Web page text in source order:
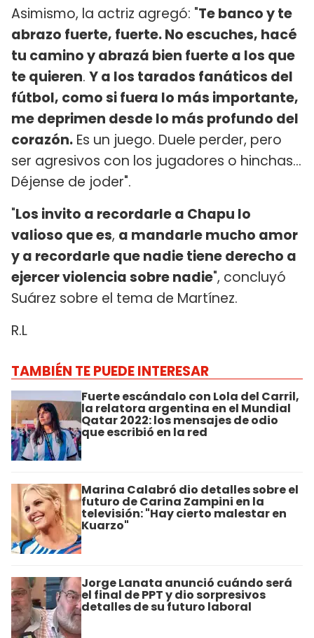
Asimismo, la actriz agregó: "Te banco y te
abrazo fuerte, fuerte. No escuches, hacé
tu camino y abrazá bien fuerte a los que
te quieren. Y a los tarados fanáticos del
fútbol, como si fuera lo más importante,
me deprimen desde lo más profundo del
corazón. Es un juego. Duele perder, pero
ser agresivos con los jugadores o hinchas...
Déjense de joder".
"Los invito a recordarle a Chapu lo
valioso que es, a mandarle mucho amor
y a recordarle que nadie tiene derecho a
ejercer violencia sobre nadie", concluyó
Suárez sobre el tema de Martínez.
R.L
TAMBIÉN TE PUEDE INTERESAR
Fuerte escándalo con Lola del Carril,
la relatora argentina en el Mundial
Qatar 2022: los mensajes de odio
que escribió en la red
Marina Calabró dio detalles sobre el
futuro de Carina Zampini en la
televisión: "Hay cierto malestar en
Kuarzo"
Jorge Lanata anunció cuándo será
el final de PPT y dio sorpresivos
detalles de su futuro laboral